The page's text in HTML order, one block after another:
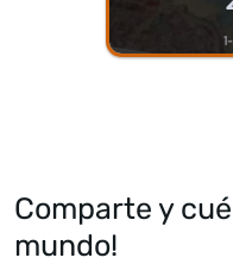
Comparte y
mundo!